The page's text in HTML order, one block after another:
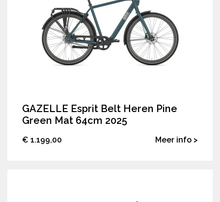
GAZELLE Esprit Belt Heren Pine
Green Mat 64cm 2025
€ 1.199,00 Meer info >